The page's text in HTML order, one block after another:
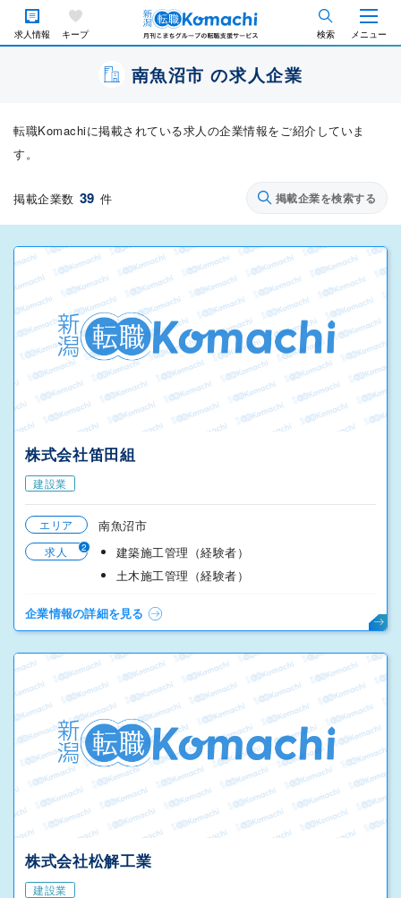
求人情報 キープ 検索 メニュー
南魚沼市 の求人企業
転職Komachiに掲載されている求人の企業情報をご紹介していま
す。
掲載企業数 39 件 掲載企業を検索する
株式会社笛田組
建設業
エリア 南魚沼市
求人 2
建築施工管理（経験者）
土木施工管理（経験者）
企業情報の詳細を見る
株式会社松解工業
建設業